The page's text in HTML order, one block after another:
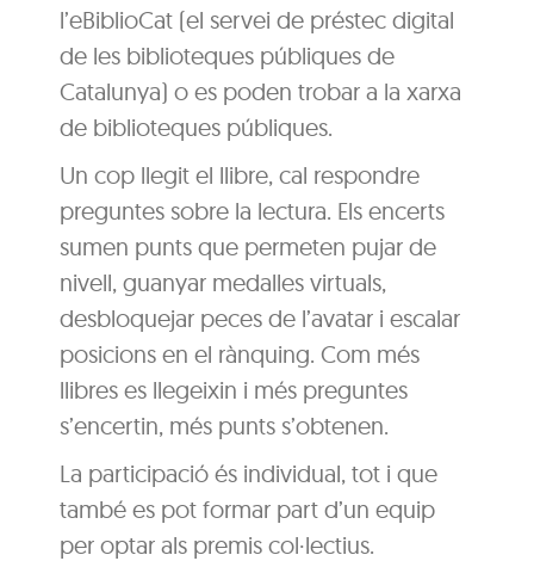
l’eBiblioCat (el servei de préstec digital
de les biblioteques públiques de
Catalunya) o es poden trobar a la xarxa
de biblioteques públiques.
Un cop llegit el llibre, cal respondre
preguntes sobre la lectura. Els encerts
sumen punts que permeten pujar de
nivell, guanyar medalles virtuals,
desbloquejar peces de l’avatar i escalar
posicions en el rànquing. Com més
llibres es llegeixin i més preguntes
s’encertin, més punts s’obtenen.
La participació és individual, tot i que
també es pot formar part d’un equip
per optar als premis col·lectius.